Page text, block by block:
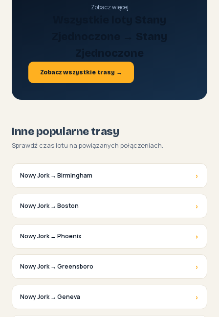
Zobacz więcej
Zjednoczone
Zobacz wszystkie trasy →
Inne popularne trasy
Sprawdź czas lotu na powiązanych połączeniach.
Nowy Jork → Birmingham ›
Nowy Jork → Boston ›
Nowy Jork → Phoenix ›
Nowy Jork → Greensboro ›
Nowy Jork → Geneva ›